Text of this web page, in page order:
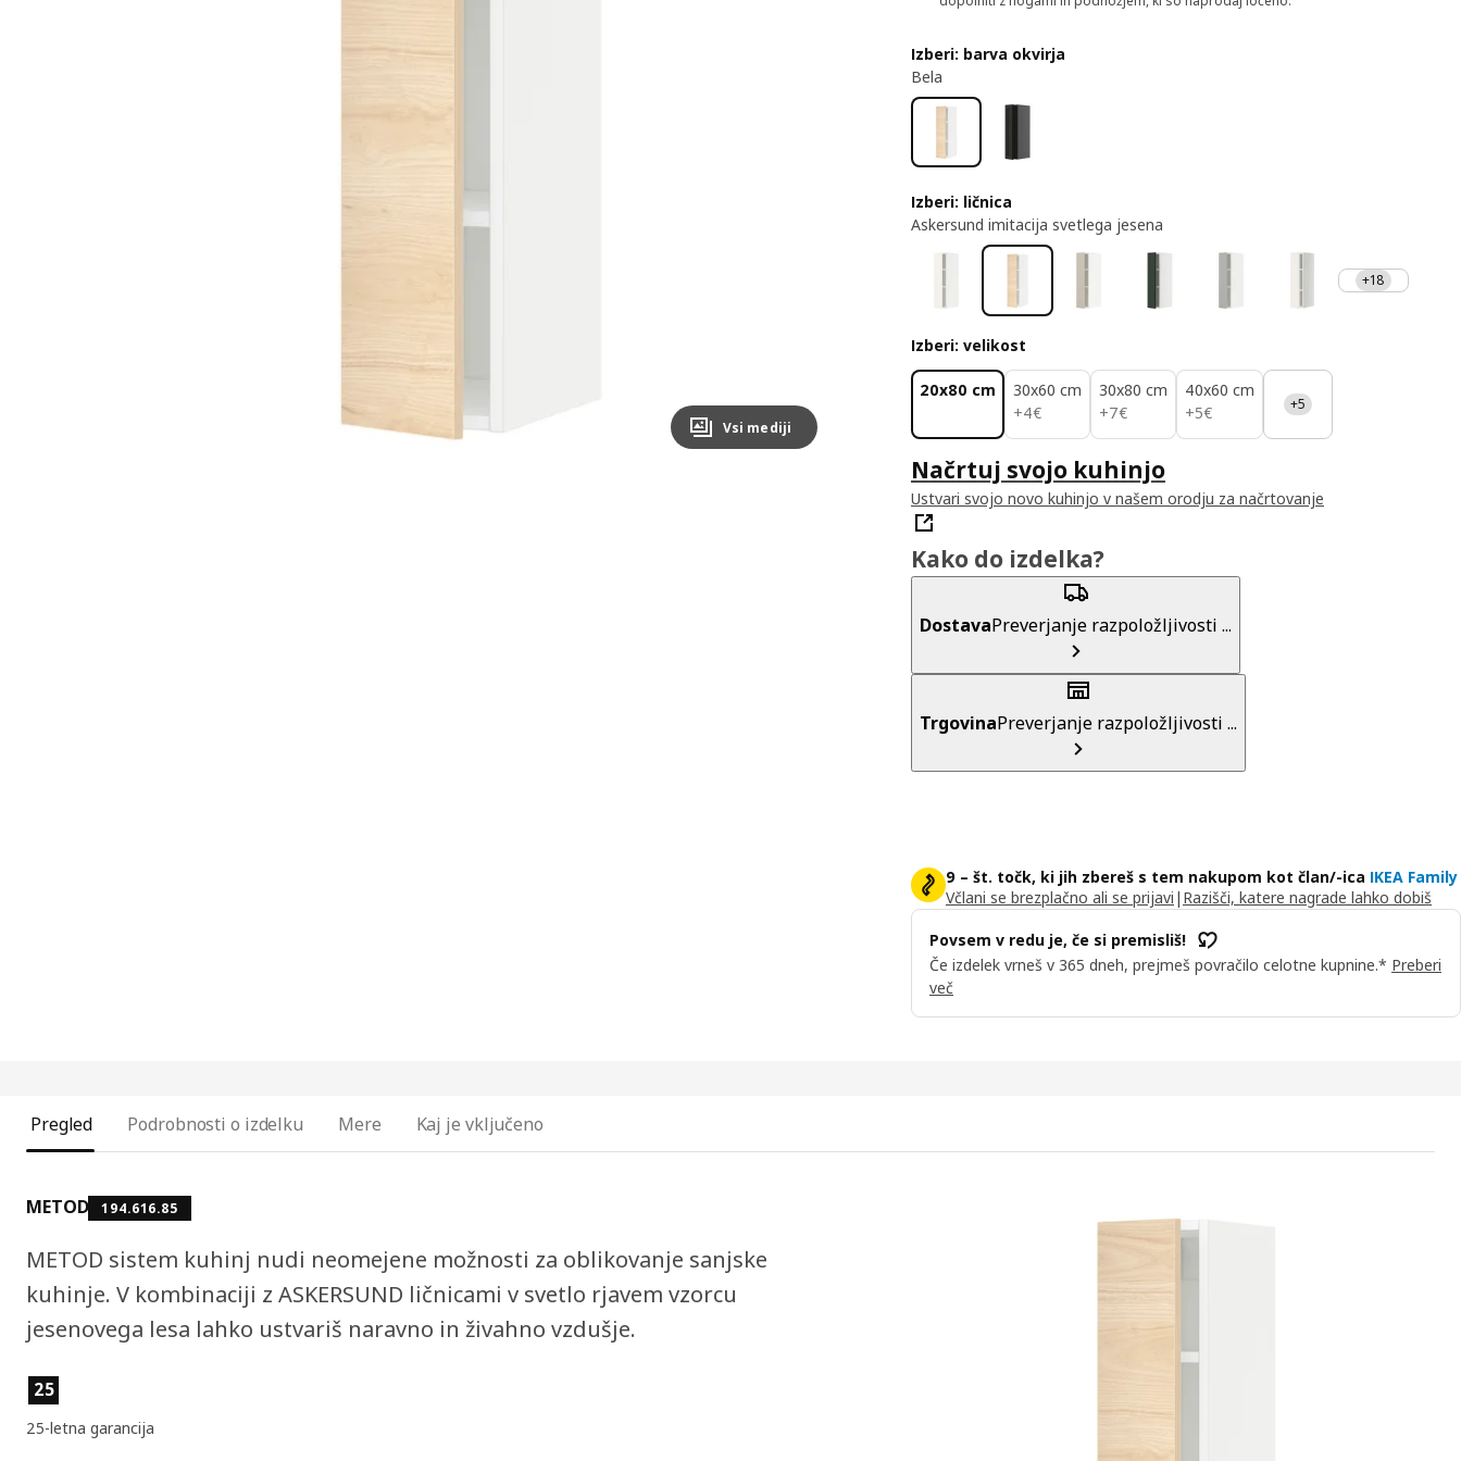
Vsi mediji
Izberi: barva okvirja
Bela
Izberi: ličnica
Askersund imitacija svetlega jesena
+18
Izberi: velikost
20x80 cm
30x60 cm
+4€
4€
30x80 cm
+7€
7€
40x60 cm
+5€
5€ +5
Načrtuj svojo kuhinjo
Ustvari svojo novo kuhinjo v našem orodju za načrtovanje
Kako do izdelka?
DostavaPreverjanje razpoložljivosti ...
TrgovinaPreverjanje razpoložljivosti ...
9 – št. točk, ki jih zbereš s tem nakupom kot član/-ica IKEA Family
Včlani se brezplačno ali se prijavi | Razišči, katere nagrade lahko dobiš
Povsem v redu je, če si premisliš!
Če izdelek vrneš v 365 dneh, prejmeš povračilo celotne kupnine.* Preberi
več
Pregled Podrobnosti o izdelku Mere Kaj je vključeno
METOD 194.616.85
METOD sistem kuhinj nudi neomejene možnosti za oblikovanje sanjske
kuhinje. V kombinaciji z ASKERSUND ličnicami v svetlo rjavem vzorcu
jesenovega lesa lahko ustvariš naravno in živahno vzdušje.
Lastnosti izdelka
25
25-letna garancija